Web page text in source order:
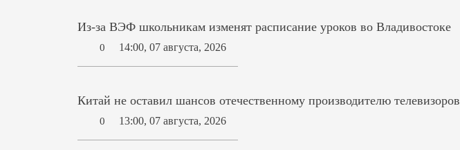
Из-за ВЭФ школьникам изменят расписание уроков во Владивостоке
0 14:00, 07 августа, 2026
Китай не оставил шансов отечественному производителю телевизоров
0 13:00, 07 августа, 2026